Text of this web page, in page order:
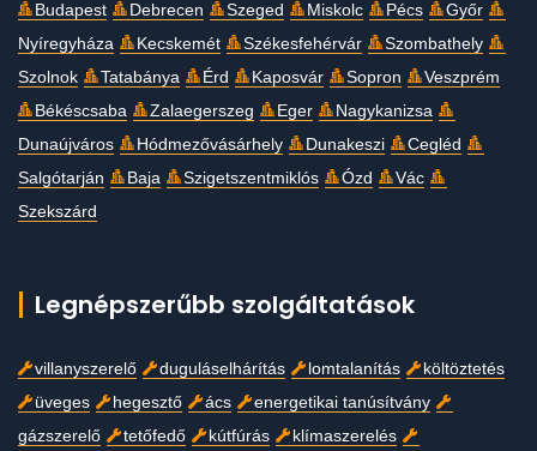
Budapest Debrecen Szeged Miskolc Pécs
Győr
Nyíregyháza
Kecskemét Székesfehérvár
Szombathely
Szolnok
Tatabánya Érd Kaposvár Sopron
Veszprém
Békéscsaba
Zalaegerszeg Eger
Nagykanizsa
Dunaújváros
Hódmezővásárhely Dunakeszi
Cegléd
Salgótarján
Baja Szigetszentmiklós Ózd
Vác
Szekszárd
Legnépszerűbb szolgáltatások
villanyszerelő duguláselhárítás lomtalanítás
költöztetés
üveges
hegesztő ács
energetikai tanúsítvány
gázszerelő
tetőfedő kútfúrás
klímaszerelés